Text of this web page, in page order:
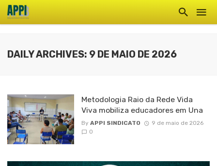
DAILY ARCHIVES: 9 DE MAIO DE 2026
Metodologia Raio da Rede Vida
Viva mobiliza educadores em Una
By APPI SINDICATO
9 de maio de 2026
0